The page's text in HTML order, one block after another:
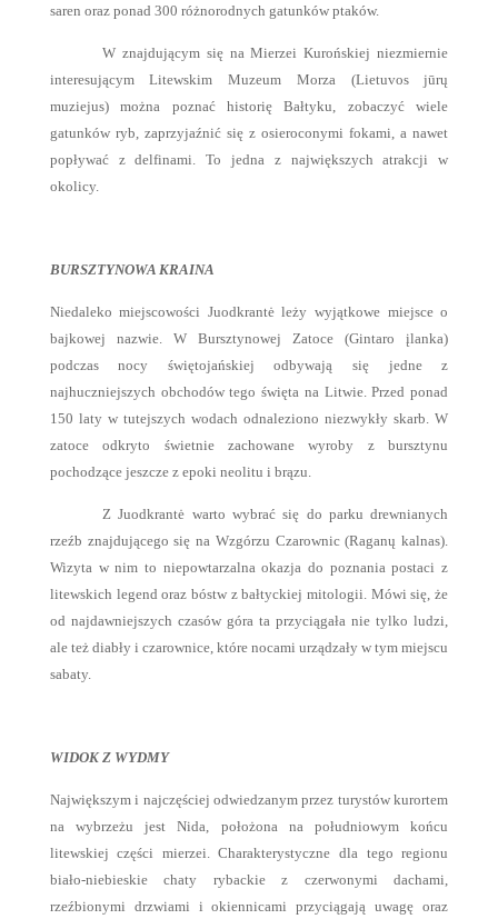
saren oraz ponad 300 różnorodnych gatunków ptaków.
W znajdującym się na Mierzei Kurońskiej niezmiernie
interesującym Litewskim Muzeum Morza (Lietuvos jūrų
muziejus) można poznać historię Bałtyku, zobaczyć wiele
gatunków ryb, zaprzyjaźnić się z osieroconymi fokami, a nawet
popływać z delfinami. To jedna z największych atrakcji w
okolicy.
BURSZTYNOWA KRAINA
Niedaleko miejscowości Juodkrantė leży wyjątkowe miejsce o
bajkowej nazwie. W Bursztynowej Zatoce (Gintaro įlanka)
podczas nocy świętojańskiej odbywają się jedne z
najhuczniejszych obchodów tego święta na Litwie. Przed ponad
150 laty w tutejszych wodach odnaleziono niezwykły skarb. W
zatoce odkryto świetnie zachowane wyroby z bursztynu
pochodzące jeszcze z epoki neolitu i brązu.
Z Juodkrantė warto wybrać się do parku drewnianych
rzeźb znajdującego się na Wzgórzu Czarownic (Raganų kalnas).
Wizyta w nim to niepowtarzalna okazja do poznania postaci z
litewskich legend oraz bóstw z bałtyckiej mitologii. Mówi się, że
od najdawniejszych czasów góra ta przyciągała nie tylko ludzi,
ale też diabły i czarownice, które nocami urządzały w tym miejscu
sabaty.
WIDOK Z WYDMY
Największym i najczęściej odwiedzanym przez turystów kurortem
na wybrzeżu jest Nida, położona na południowym końcu
litewskiej części mierzei. Charakterystyczne dla tego regionu
biało-niebieskie chaty rybackie z czerwonymi dachami,
rzeźbionymi drzwiami i okiennicami przyciągają uwagę oraz